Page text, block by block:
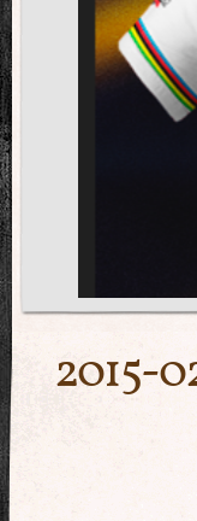
2015-